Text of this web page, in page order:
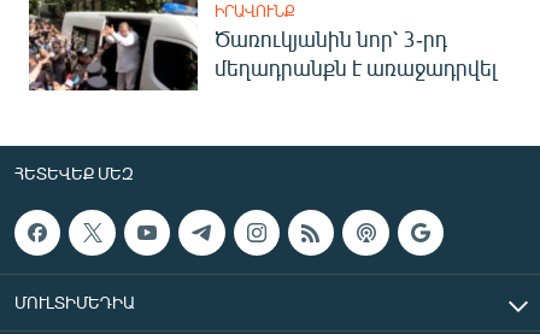
ԻՐԱՎՈՒՆՔ
Ծառուկյանին նոր՝ 3-րդ
մեղադրանքն է առաջադրվել
ՀԵՏԵՎԵՔ ՄԵԶ
ՄՈՒԼՏԻՄԵԴԻԱ